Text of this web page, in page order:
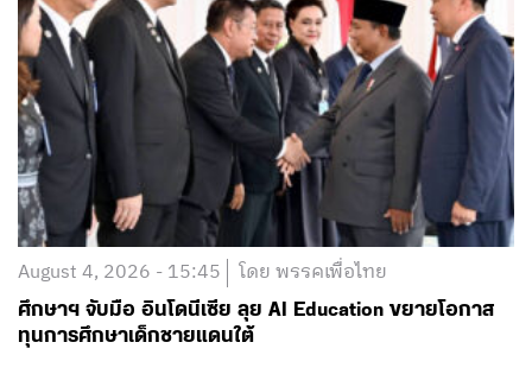
August 4, 2026 - 15:45 โดย พรรคเพื่อไทย
ศึกษาฯ จับมือ อินโดนีเซีย ลุย AI Education ขยายโอกาส
ทุนการศึกษาเด็กชายแดนใต้